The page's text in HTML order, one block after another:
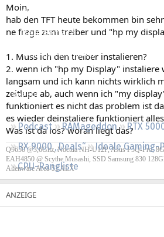
Empfohlene Inhalte
Neue Beiträge
Neueste Aktivitäten
Leserartikel
Regeln
Podcast RAMageddon
RTX
RX 9000 „Deals“
Ideale Gaming-
CPU-Rangliste
Moin,
hab den TFT heute bekommen bin
ne frage zum treiber und "hp my
1. Muss ich den treiber instalieren?
2. wenn ich "hp my Display" instaliere
langsam und ich kann nichts wirklich
zeitlupe ab, auch wenn ich "my
funktioniert es nicht das problem ist
es wieder deinstaliere funktioniert
Was ist da los? woran liegt das?
Q9650 @3,6Ghz, Noctua NH-U12P, Asus P5Q-Pro,
EAH4850 @ Scythe Musashi, SSD Samsung 830
Alienware Area-51 ALX